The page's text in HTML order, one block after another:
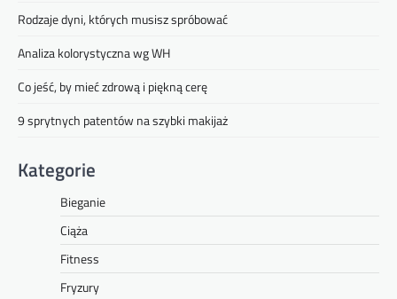
Rodzaje dyni, których musisz spróbować
Analiza kolorystyczna wg WH
Co jeść, by mieć zdrową i piękną cerę
9 sprytnych patentów na szybki makijaż
Kategorie
Bieganie
Ciąża
Fitness
Fryzury